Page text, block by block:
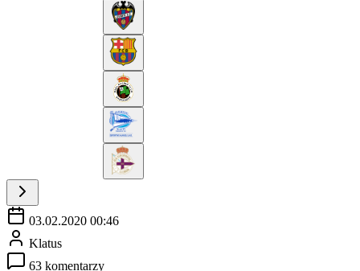
03.02.2020 00:46
Klatus
63 komentarzy